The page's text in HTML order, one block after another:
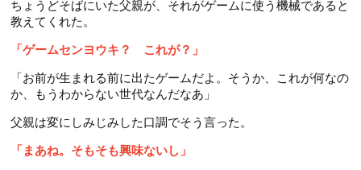
ちょうどそばにいた父親が、それがゲームに使う機械であると
教えてくれた。
「ゲームセンヨウキ？ これが？」
「お前が生まれる前に出たゲームだよ。そうか、これが何なの
か、もうわからない世代なんだなあ」
父親は変にしみじみした口調でそう言った。
「まあね。そもそも興味ないし」